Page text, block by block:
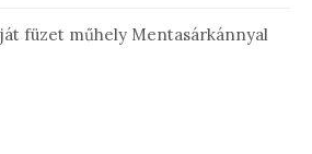
füzet műhely Mentasárkánnyal